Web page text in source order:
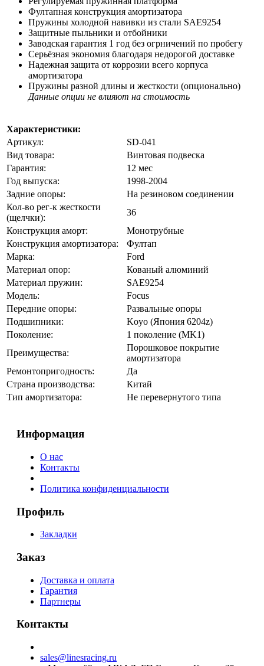
Фултапная конструкция амортизатора
Пружины холодной навивки из стали SAE9254
Защитные пыльники и отбойники
Заводская гарантия 1 год без огрничений по пробегу
Серьёзная экономия благодаря недорогой доставке
Надежная защита от коррозии всего корпуса
амортизатора
Пружины разной длины и жесткости (опционально)
Данные опции не влияют на стоимость
Характеристики:
Артикул:
SD-041
Вид товара:
Винтовая подвеска
Гарантия:
12 мес
Год выпуска:
1998-2004
Задние опоры:
На резиновом соединении
Кол-во рег-к жесткости
(щелчки):
36
Конструкция аморт:
Монотрубные
Конструкция амортизатора:
Фултап
Марка:
Ford
Материал опор:
Кованый алюминий
Материал пружин:
SAE9254
Модель:
Focus
Передние опоры:
Развальные опоры
Подшипники:
Koyo (Япония 6204z)
Поколение:
1 поколение (MK1)
Преимущества:
Порошковое покрытие
амортизатора
Ремонтопригодность:
Да
Страна производства:
Китай
Тип амортизатора:
Не перевернутого типа
Информация
О нас
Контакты
Политика конфиденциальности
Профиль
Закладки
Заказ
Доставка и оплата
Гарантия
Партнеры
Контакты
sales@linesracing.ru